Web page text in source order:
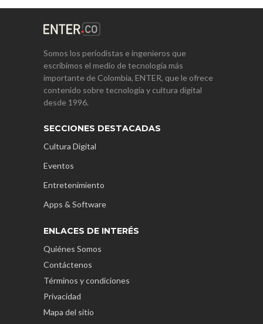
Somos los periodistas e ingenieros que
escribimos el medio de tecnología más
importante de Colombia, ENTER, que le ofrece
contenido sobre tecnología y cultura digital
desde 1996.
SECCIONES DESTACADAS
Cultura Digital
Eventos
Entretenimiento
Apps & Software
ENLACES DE INTERÉS
Quiénes Somos
Contáctenos
Términos y condiciones
Privacidad
Mapa del sitio